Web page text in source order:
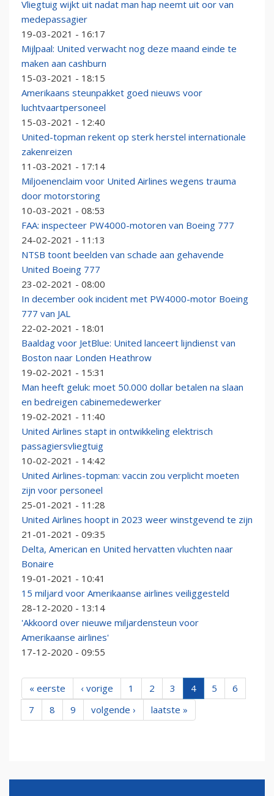
Vliegtuig wijkt uit nadat man hap neemt uit oor van
medepassagier
19-03-2021 - 16:17
Mijlpaal: United verwacht nog deze maand einde te
maken aan cashburn
15-03-2021 - 18:15
Amerikaans steunpakket goed nieuws voor
luchtvaartpersoneel
15-03-2021 - 12:40
United-topman rekent op sterk herstel internationale
zakenreizen
11-03-2021 - 17:14
Miljoenenclaim voor United Airlines wegens trauma
door motorstoring
10-03-2021 - 08:53
FAA: inspecteer PW4000-motoren van Boeing 777
24-02-2021 - 11:13
NTSB toont beelden van schade aan gehavende
United Boeing 777
23-02-2021 - 08:00
In december ook incident met PW4000-motor Boeing
777 van JAL
22-02-2021 - 18:01
Baaldag voor JetBlue: United lanceert lijndienst van
Boston naar Londen Heathrow
19-02-2021 - 15:31
Man heeft geluk: moet 50.000 dollar betalen na slaan
en bedreigen cabinemedewerker
19-02-2021 - 11:40
United Airlines stapt in ontwikkeling elektrisch
passagiersvliegtuig
10-02-2021 - 14:42
United Airlines-topman: vaccin zou verplicht moeten
zijn voor personeel
25-01-2021 - 11:28
United Airlines hoopt in 2023 weer winstgevend te zijn
21-01-2021 - 09:35
Delta, American en United hervatten vluchten naar
Bonaire
19-01-2021 - 10:41
15 miljard voor Amerikaanse airlines veiliggesteld
28-12-2020 - 13:14
'Akkoord over nieuwe miljardensteun voor
Amerikaanse airlines'
17-12-2020 - 09:55
« eerste ‹ vorige 1 2 3 4 5
6
7
8 9 volgende › laatste »